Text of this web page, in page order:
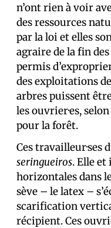
n’ont rien à voir
des ressources
par la loi et elles
agraire de la fin
permis
des exploitations
arbres puissent
les ouvrier·es,
pour la forêt.
Ces travailleur·ses
seringueiros. Elle et
horizontales dans
sève – le latex –
scarification
récipient. Ces